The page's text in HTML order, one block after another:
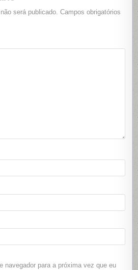
será publicado. Campos obrigatórios
navegador para a próxima vez que eu